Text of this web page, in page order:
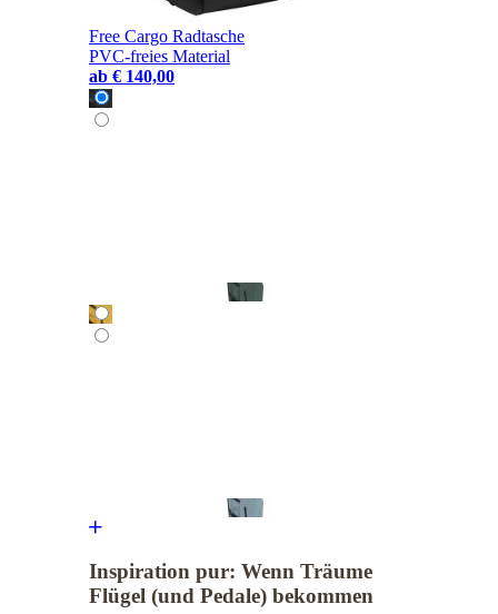
Free Cargo Radtasche
PVC-freies Material
ab € 140,00
Inspiration pur: Wenn Träume
Flügel (und Pedale) bekommen